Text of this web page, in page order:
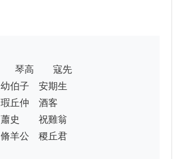
伯子　安期生
丘仲　酒客
史　　祝雞翁
羊公　稷丘君